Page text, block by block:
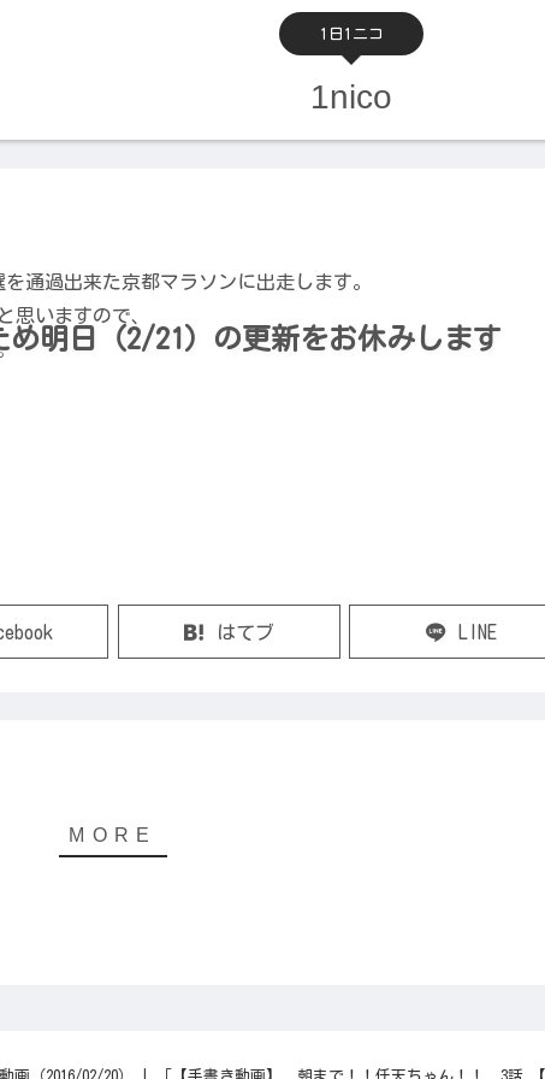
1日1ニコ
1nico
明日（2/21）の更新をお休みします
通過出来た京都マラソンに出走します。
思いますので、
はてブ LINE